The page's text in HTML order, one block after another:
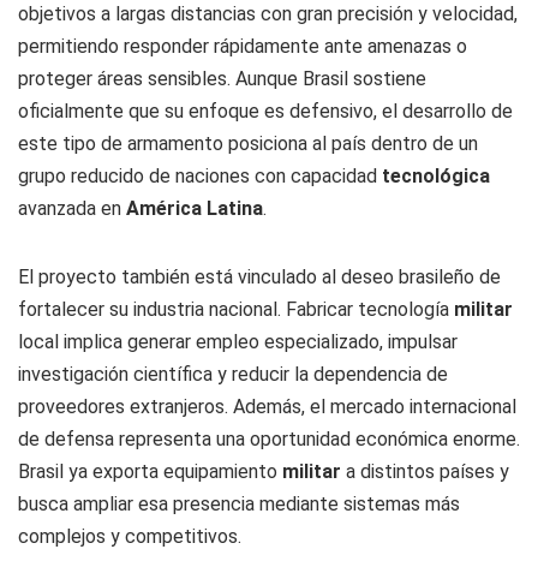
objetivos a largas distancias con gran precisión y velocidad,
permitiendo responder rápidamente ante amenazas o
proteger áreas sensibles. Aunque Brasil sostiene
oficialmente que su enfoque es defensivo, el desarrollo de
este tipo de armamento posiciona al país dentro de un
grupo reducido de naciones con capacidad tecnológica
avanzada en América Latina.
El proyecto también está vinculado al deseo brasileño de
fortalecer su industria nacional. Fabricar tecnología militar
local implica generar empleo especializado, impulsar
investigación científica y reducir la dependencia de
proveedores extranjeros. Además, el mercado internacional
de defensa representa una oportunidad económica enorme.
Brasil ya exporta equipamiento militar a distintos países y
busca ampliar esa presencia mediante sistemas más
complejos y competitivos.